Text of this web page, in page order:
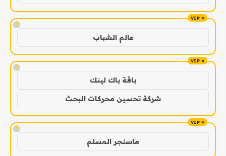
!
عالم الشباب
!
باقة باك لينك
شركة تحسين محركات البحث
!
ماسنجر المسلم